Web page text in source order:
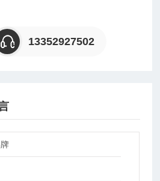
13352927502